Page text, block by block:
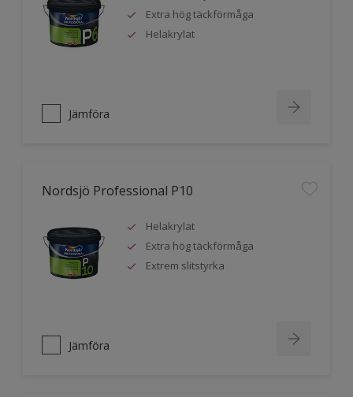
Extra hög täckförmåga
Helakrylat
Jämföra
Nordsjö Professional P10
Helakrylat
Extra hög täckförmåga
Extrem slitstyrka
Jämföra